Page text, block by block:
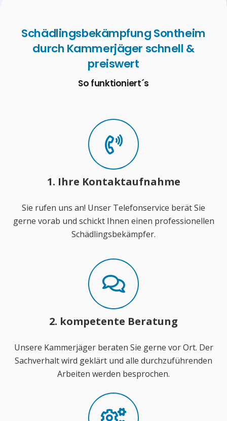
Schädlingsbekämpfung Sontheim
durch Kammerjäger schnell &
preiswert
So funktioniert´s
1. Ihre Kontaktaufnahme
Sie rufen uns an! Unser Telefonservice berät Sie
gerne vorab und schickt Ihnen einen professionellen
Schädlingsbekämpfer.
2. kompetente Beratung
Unsere Kammerjäger beraten Sie gerne vor Ort. Der
Sachverhalt wird geklärt und alle durchzuführenden
Arbeiten werden besprochen.